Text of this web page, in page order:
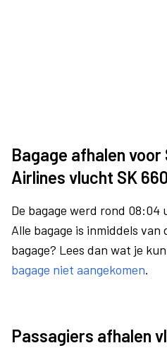
Bagage afhalen voor
Airlines vlucht SK
De bagage werd rond
Alle bagage is inmiddels van
bagage? Lees dan wat je
bagage niet aangekomen.
Passagiers afhalen